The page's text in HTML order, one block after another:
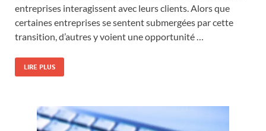
entreprises interagissent avec leurs clients. Alors que
certaines entreprises se sentent submergées par cette
transition, d’autres y voient une opportunité …
LIRE PLUS